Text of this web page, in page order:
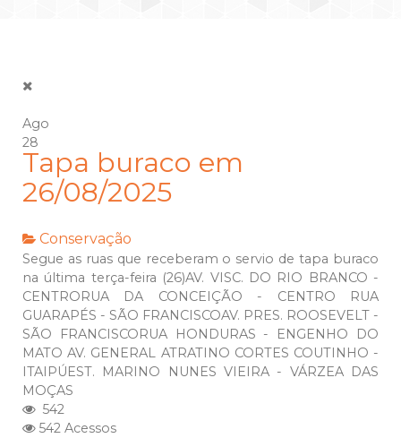
Ago
28
Tapa buraco em
26/08/2025
Conservação
Segue as ruas que receberam o servio de tapa buraco
na última terça-feira (26)AV. VISC. DO RIO BRANCO -
CENTRORUA DA CONCEIÇÃO - CENTRO RUA
GUARAPÉS - SÃO FRANCISCOAV. PRES. ROOSEVELT -
SÃO FRANCISCORUA HONDURAS - ENGENHO DO
MATO AV. GENERAL ATRATINO CORTES COUTINHO -
ITAIPÚEST. MARINO NUNES VIEIRA - VÁRZEA DAS
MOÇAS
542
542 Acessos